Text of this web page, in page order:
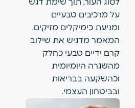
לסוג העור, תוך שימת דגש
על מרכיבים טבעיים
ומניעת כימיקלים מזיקים.
המאמר מדגיש את שילוב
קרם ידיים טבעי כחלק
מהשגרה היומיומית
וכהשקעה בבריאות
ובביטחון העצמי.